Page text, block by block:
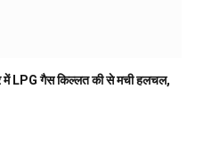
LPG गैस किल्लत की से मची हलचल,